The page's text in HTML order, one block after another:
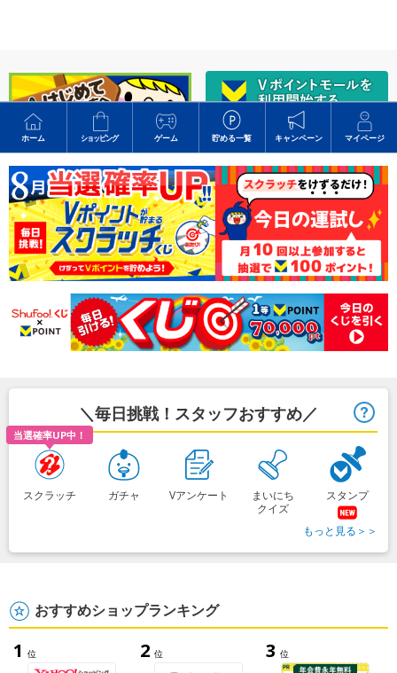
ホーム ショッピング ゲーム 貯める一覧 キャンペーン マイページ
V会員未登録の方はこちら
＼毎日挑戦！スタッフおすすめ／
当選確率UP中！
スクラッチ ガチャ Vアンケート
まいにち
クイズ
スタンプ
もっと見る＞＞
おすすめショップランキング
1 位 2 位 3 位